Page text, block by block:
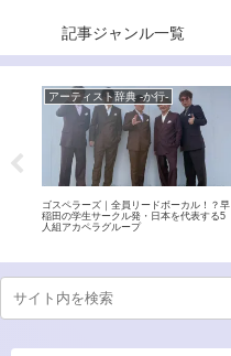
記事ジャンル一覧
アーティスト辞典 -か行-
ゴスペラーズ｜全員リードボーカル！？早
稲田の学生サークル発・日本を代表する5
人組アカペラグループ